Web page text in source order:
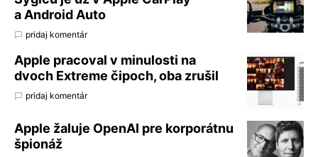
a Android Auto
pridaj komentár
Apple pracoval v minulosti na
dvoch Extreme čipoch, oba zrušil
pridaj komentár
Apple žaluje OpenAI pre korporátnu
špionáž